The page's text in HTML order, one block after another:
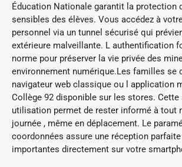
Éducation Nationale garantit la protection
sensibles des élèves. Vous accédez à
personnel via un tunnel sécurisé qui
extérieure malveillante. L authentification
norme pour préserver la vie privée des
environnement numérique.Les familles se
navigateur web classique ou l application
Collège 92 disponible sur les stores. Cette
utilisation permet de rester informé à tout
journée , même en déplacement. Le
coordonnées assure une réception
importantes directement sur votre